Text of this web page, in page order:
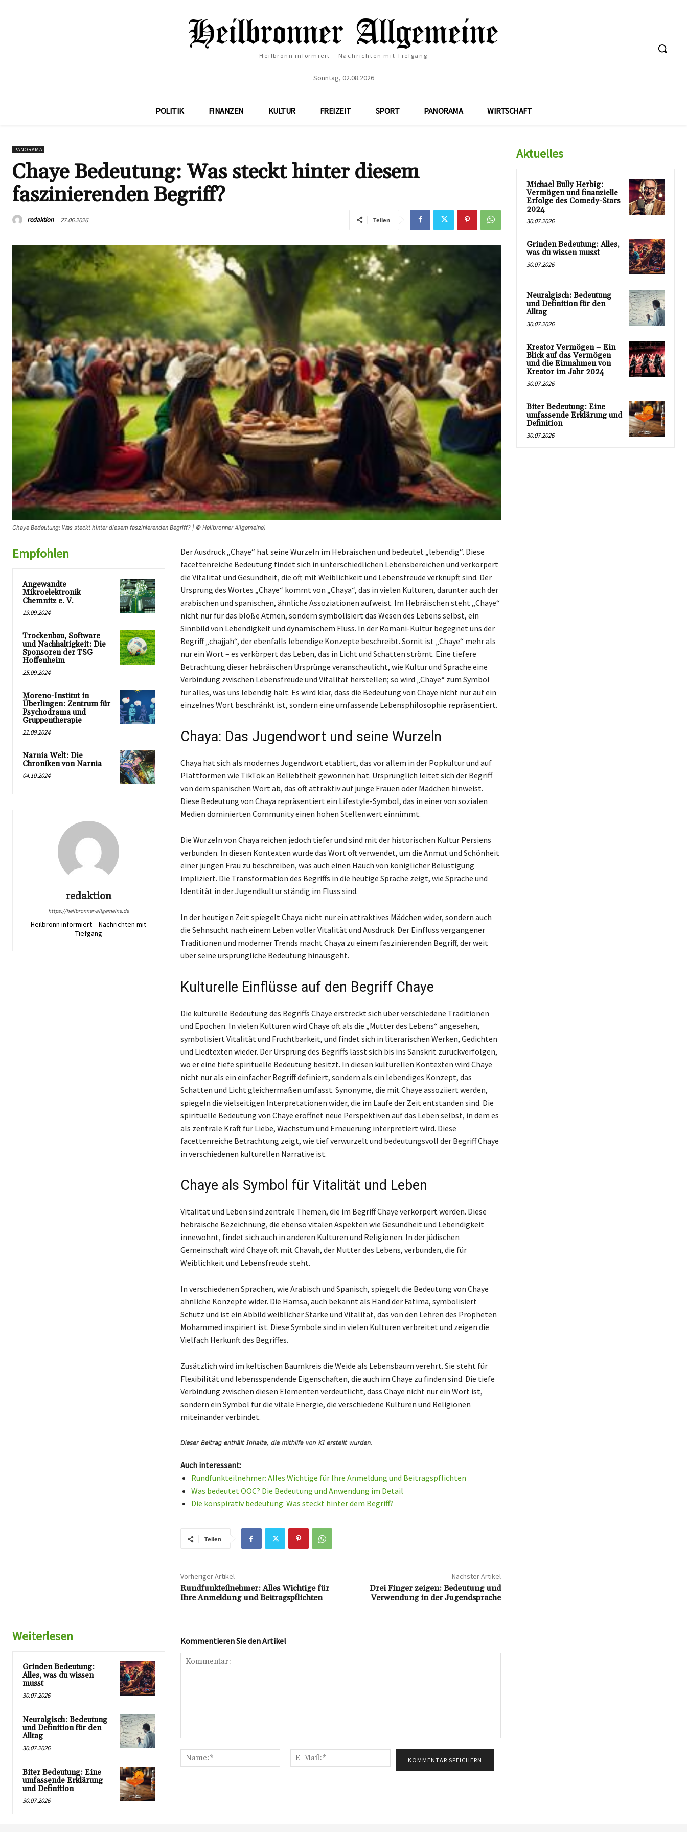
Heilbronn informiert – Nachrichten mit Tiefgang
Sonntag, 02.08.2026
POLITIK FINANZEN KULTUR FREIZEIT SPORT PANORAMA WIRTSCHAFT
PANORAMA
Chaye Bedeutung: Was steckt hinter diesem
faszinierenden Begriff?
redaktion 27.06.2026 Teilen
Chaye Bedeutung: Was steckt hinter diesem faszinierenden Begriff? | © Heilbronner Allgemeine)
Empfohlen
Angewandte
Mikroelektronik
Chemnitz e. V.
19.09.2024
Trockenbau, Software
und Nachhaltigkeit: Die
Sponsoren der TSG
Hoffenheim
25.09.2024
Moreno-Institut in
Überlingen: Zentrum für
Psychodrama und
Gruppentherapie
21.09.2024
Narnia Welt: Die
Chroniken von Narnia
04.10.2024
redaktion
https://heilbronner-allgemeine.de
Heilbronn informiert – Nachrichten mit
Tiefgang
Der Ausdruck „Chaye“ hat seine Wurzeln im Hebräischen und bedeutet „lebendig“. Diese
facettenreiche Bedeutung findet sich in unterschiedlichen Lebensbereichen und verkörpert
die Vitalität und Gesundheit, die oft mit Weiblichkeit und Lebensfreude verknüpft sind. Der
Ursprung des Wortes „Chaye“ kommt von „Chaya“, das in vielen Kulturen, darunter auch der
arabischen und spanischen, ähnliche Assoziationen aufweist. Im Hebräischen steht „Chaye“
nicht nur für das bloße Atmen, sondern symbolisiert das Wesen des Lebens selbst, ein
Sinnbild von Lebendigkeit und dynamischem Fluss. In der Romani-Kultur begegnet uns der
Begriff „chajjah“, der ebenfalls lebendige Konzepte beschreibt. Somit ist „Chaye“ mehr als
nur ein Wort – es verkörpert das Leben, das in Licht und Schatten strömt. Eine tiefere
Betrachtung dieser hebräischen Ursprünge veranschaulicht, wie Kultur und Sprache eine
Verbindung zwischen Lebensfreude und Vitalität herstellen; so wird „Chaye“ zum Symbol
für alles, was uns lebendig hält. Es wird klar, dass die Bedeutung von Chaye nicht nur auf ein
einzelnes Wort beschränkt ist, sondern eine umfassende Lebensphilosophie repräsentiert.
Chaya: Das Jugendwort und seine Wurzeln
Chaya hat sich als modernes Jugendwort etabliert, das vor allem in der Popkultur und auf
Plattformen wie TikTok an Beliebtheit gewonnen hat. Ursprünglich leitet sich der Begriff
von dem spanischen Wort ab, das oft attraktiv auf junge Frauen oder Mädchen hinweist.
Diese Bedeutung von Chaya repräsentiert ein Lifestyle-Symbol, das in einer von sozialen
Medien dominierten Community einen hohen Stellenwert einnimmt.
Die Wurzeln von Chaya reichen jedoch tiefer und sind mit der historischen Kultur Persiens
verbunden. In diesen Kontexten wurde das Wort oft verwendet, um die Anmut und Schönheit
einer jungen Frau zu beschreiben, was auch einen Hauch von königlicher Belustigung
impliziert. Die Transformation des Begriffs in die heutige Sprache zeigt, wie Sprache und
Identität in der Jugendkultur ständig im Fluss sind.
In der heutigen Zeit spiegelt Chaya nicht nur ein attraktives Mädchen wider, sondern auch
die Sehnsucht nach einem Leben voller Vitalität und Ausdruck. Der Einfluss vergangener
Traditionen und moderner Trends macht Chaya zu einem faszinierenden Begriff, der weit
über seine ursprüngliche Bedeutung hinausgeht.
Kulturelle Einflüsse auf den Begriff Chaye
Die kulturelle Bedeutung des Begriffs Chaye erstreckt sich über verschiedene Traditionen
und Epochen. In vielen Kulturen wird Chaye oft als die „Mutter des Lebens“ angesehen,
symbolisiert Vitalität und Fruchtbarkeit, und findet sich in literarischen Werken, Gedichten
und Liedtexten wieder. Der Ursprung des Begriffs lässt sich bis ins Sanskrit zurückverfolgen,
wo er eine tiefe spirituelle Bedeutung besitzt. In diesen kulturellen Kontexten wird Chaye
nicht nur als ein einfacher Begriff definiert, sondern als ein lebendiges Konzept, das
Schatten und Licht gleichermaßen umfasst. Synonyme, die mit Chaye assoziiert werden,
spiegeln die vielseitigen Interpretationen wider, die im Laufe der Zeit entstanden sind. Die
spirituelle Bedeutung von Chaye eröffnet neue Perspektiven auf das Leben selbst, in dem es
als zentrale Kraft für Liebe, Wachstum und Erneuerung interpretiert wird. Diese
facettenreiche Betrachtung zeigt, wie tief verwurzelt und bedeutungsvoll der Begriff Chaye
in verschiedenen kulturellen Narrative ist.
Chaye als Symbol für Vitalität und Leben
Vitalität und Leben sind zentrale Themen, die im Begriff Chaye verkörpert werden. Diese
hebräische Bezeichnung, die ebenso vitalen Aspekten wie Gesundheit und Lebendigkeit
innewohnt, findet sich auch in anderen Kulturen und Religionen. In der jüdischen
Gemeinschaft wird Chaye oft mit Chavah, der Mutter des Lebens, verbunden, die für
Weiblichkeit und Lebensfreude steht.
In verschiedenen Sprachen, wie Arabisch und Spanisch, spiegelt die Bedeutung von Chaye
ähnliche Konzepte wider. Die Hamsa, auch bekannt als Hand der Fatima, symbolisiert
Schutz und ist ein Abbild weiblicher Stärke und Vitalität, das von den Lehren des Propheten
Mohammed inspiriert ist. Diese Symbole sind in vielen Kulturen verbreitet und zeigen die
Vielfach Herkunft des Begriffes.
Zusätzlich wird im keltischen Baumkreis die Weide als Lebensbaum verehrt. Sie steht für
Flexibilität und lebensspendende Eigenschaften, die auch im Chaye zu finden sind. Die tiefe
Verbindung zwischen diesen Elementen verdeutlicht, dass Chaye nicht nur ein Wort ist,
sondern ein Symbol für die vitale Energie, die verschiedene Kulturen und Religionen
miteinander verbindet.
Auch interessant:
Rundfunkteilnehmer: Alles Wichtige für Ihre Anmeldung und Beitragspflichten
Was bedeutet OOC? Die Bedeutung und Anwendung im Detail
Die konspirativ bedeutung: Was steckt hinter dem Begriff?
Teilen
Vorheriger Artikel
Rundfunkteilnehmer: Alles Wichtige für
Ihre Anmeldung und Beitragspflichten
Nächster Artikel
Drei Finger zeigen: Bedeutung und
Verwendung in der Jugendsprache
Weiterlesen
Grinden Bedeutung:
Alles, was du wissen
musst
30.07.2026
Neuralgisch: Bedeutung
und Definition für den
Alltag
30.07.2026
Biter Bedeutung: Eine
umfassende Erklärung
und Definition
30.07.2026
Kommentieren Sie den Artikel
Name:*
Mail:*
Aktuelles
Michael Bully Herbig:
Vermögen und finanzielle
Erfolge des Comedy-Stars
2024
30.07.2026
Grinden Bedeutung: Alles,
was du wissen musst
30.07.2026
Neuralgisch: Bedeutung
und Definition für den
Alltag
30.07.2026
Kreator Vermögen – Ein
Blick auf das Vermögen
und die Einnahmen von
Kreator im Jahr 2024
30.07.2026
Biter Bedeutung: Eine
umfassende Erklärung und
Definition
30.07.2026